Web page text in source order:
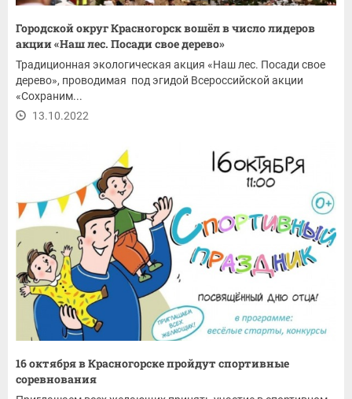
Городской округ Красногорск вошёл в число лидеров
акции «Наш лес. Посади свое дерево»
Традиционная экологическая акция «Наш лес. Посади свое
дерево», проводимая под эгидой Всероссийской акции
«Сохраним...
13.10.2022
16 октября в Красногорске пройдут спортивные
соревнования